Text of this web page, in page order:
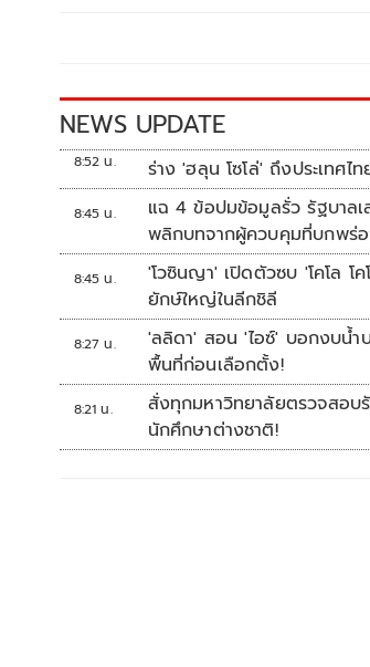
NEWS UPDATE
8:52 น. ร่าง 'ฮลุน โซโล่' ถึงประเทศไ
8:45 น.
แฉ 4 ข้อปมข้อมูลรั่ว รัฐบาล
พลิกบทจากผู้ควบคุมที่บกพร่
เสียหายขู่ฟ้องคนเอาความจริ
8:45 น.
'โวซินญา' เปิดตัวซบ 'โคโล โค
ยักษ์ใหญ่ในลีกชิลี
8:27 น.
'ลลิดา' สอน 'ไอซ์' บอกงบน้ำบ
พื้นที่ก่อนเลือกตั้ง!
8:21 น.
สั่งทุกมหาวิทยาลัยตรวจสอบ
นักศึกษาต่างชาติ!